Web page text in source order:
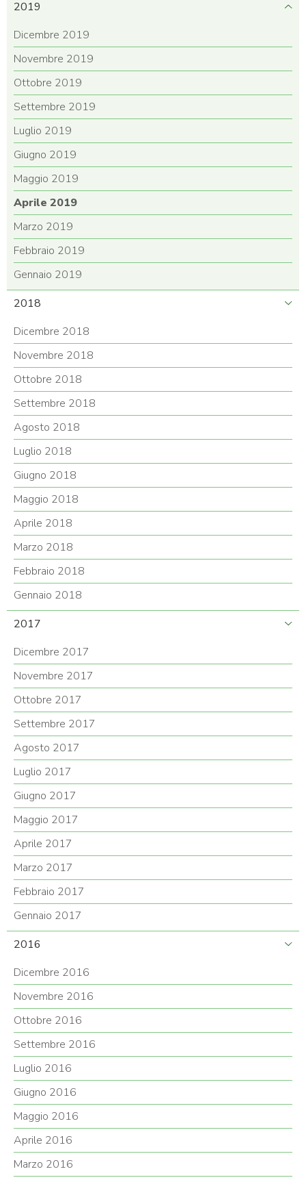
2019
Dicembre 2019
Novembre 2019
Ottobre 2019
Settembre 2019
Luglio 2019
Giugno 2019
Maggio 2019
Aprile 2019
Marzo 2019
Febbraio 2019
Gennaio 2019
2018
Dicembre 2018
Novembre 2018
Ottobre 2018
Settembre 2018
Agosto 2018
Luglio 2018
Giugno 2018
Maggio 2018
Aprile 2018
Marzo 2018
Febbraio 2018
Gennaio 2018
2017
Dicembre 2017
Novembre 2017
Ottobre 2017
Settembre 2017
Agosto 2017
Luglio 2017
Giugno 2017
Maggio 2017
Aprile 2017
Marzo 2017
Febbraio 2017
Gennaio 2017
2016
Dicembre 2016
Novembre 2016
Ottobre 2016
Settembre 2016
Luglio 2016
Giugno 2016
Maggio 2016
Aprile 2016
Marzo 2016